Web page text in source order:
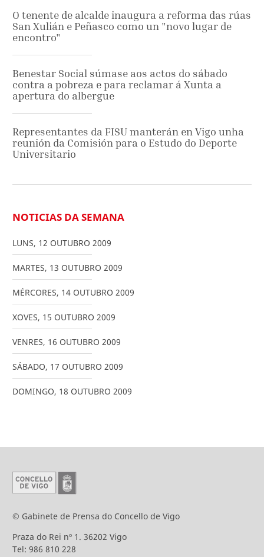
O tenente de alcalde inaugura a reforma das rúas
San Xulián e Peñasco como un "novo lugar de
encontro"
Benestar Social súmase aos actos do sábado
contra a pobreza e para reclamar á Xunta a
apertura do albergue
Representantes da FISU manterán en Vigo unha
reunión da Comisión para o Estudo do Deporte
Universitario
NOTICIAS DA SEMANA
LUNS, 12 OUTUBRO 2009
MARTES, 13 OUTUBRO 2009
MÉRCORES, 14 OUTUBRO 2009
XOVES, 15 OUTUBRO 2009
VENRES, 16 OUTUBRO 2009
SÁBADO, 17 OUTUBRO 2009
DOMINGO, 18 OUTUBRO 2009
© Gabinete de Prensa do Concello de Vigo
Praza do Rei nº 1. 36202 Vigo
Tel: 986 810 228